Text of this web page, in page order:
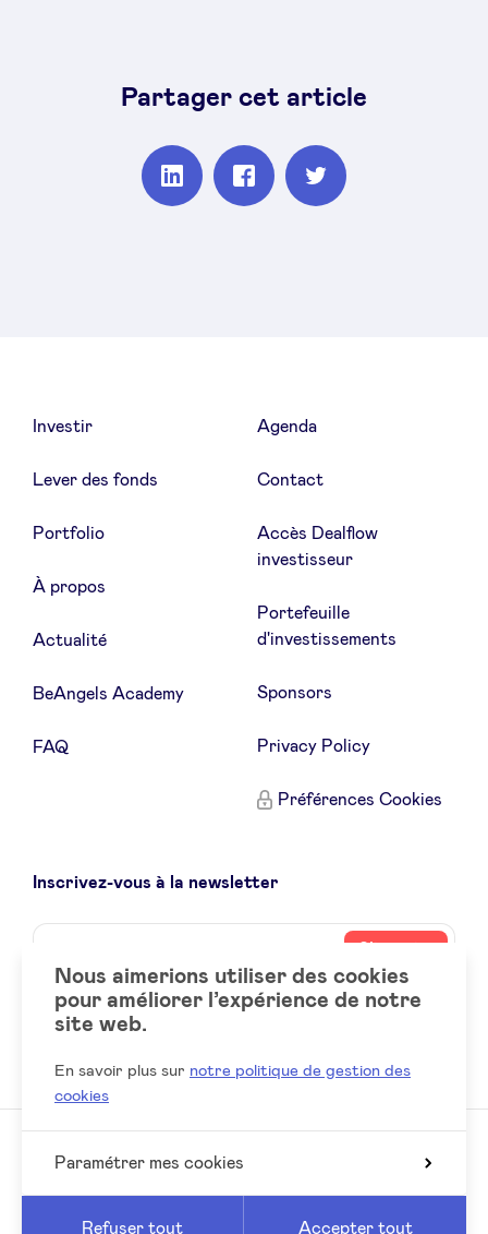
Partager cet article
PartagerPartagerPartager
Investir
Lever des fonds
Portfolio
À propos
Actualité
BeAngels Academy
FAQ
Agenda
Contact
Accès Dealflow
investisseur
Portefeuille
d'investissements
Sponsors
Privacy Policy
Préférences Cookies
Inscrivez-vous à la newsletter
Name
Votre
email
Social
LinkedIn
Nous aimerions utiliser des cookies
pour améliorer l’expérience de notre
site web.
En savoir plus sur notre politique de gestion des
cookies
Paramétrer mes cookies
Refuser tout Accepter tout